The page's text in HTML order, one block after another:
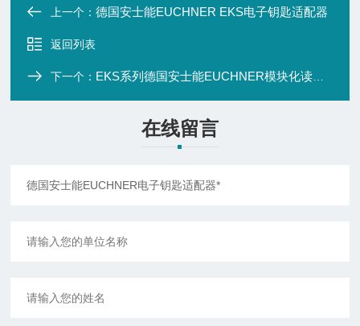
上一个：德国安士能EUCHNER EKS电子钥匙适配器
返回列表
下一个： EKS系列德国安士能EUCHNER模块化读取站*
在线留言